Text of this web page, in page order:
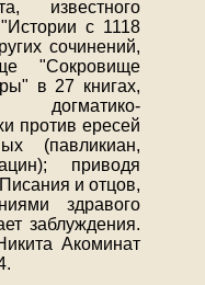
известного
с 1118
сочинений,
"Сокровище
в 27 книгах,
догматико-
против ересей
(павликиан,
приводя
и отцов,
здравого
заблуждения.
Акоминат